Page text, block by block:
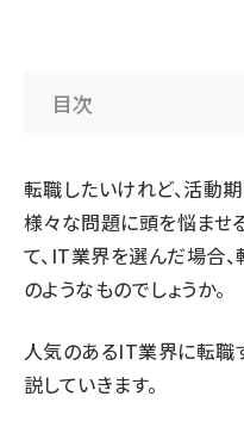
目次
転職したいけれど、活動
様々な問題に頭を悩ませ
て、IT業界を選んだ場合
のようなものでしょうか。
人気のあるIT業界に転職
説していきます。